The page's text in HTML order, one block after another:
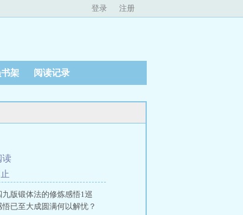
登录 注册
架 阅读记录
读
版锻体法的修炼感悟1巡
已至大成圆满何以解忧？